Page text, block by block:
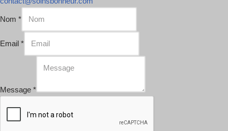
Nom *
Email *
Message *